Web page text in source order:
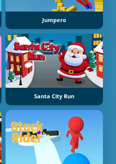
Jumpero
Santa City Run